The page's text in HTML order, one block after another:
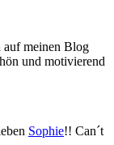
meinen Blog
und motivierend
Sophie!! Can´t